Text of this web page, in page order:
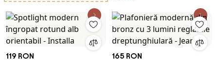
119 RON 165 RON